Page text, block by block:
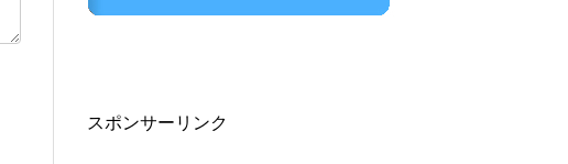
スポンサーリンク